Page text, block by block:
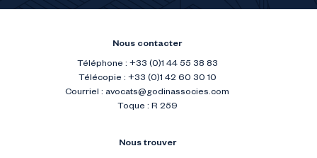
Nous contacter
Téléphone : +33 (0)1 44 55 38 83
Télécopie : +33 (0)1 42 60 30 10
Courriel : avocats@godinassocies.com
Toque : R 259
Nous trouver